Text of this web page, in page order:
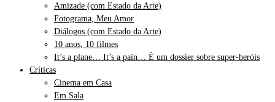
Amizade (com Estado da Arte)
Fotograma, Meu Amor
Diálogos (com Estado da Arte)
10 anos, 10 filmes
It’s a plane… It’s a pain… É um dossier sobre super-heróis
Críticas
Cinema em Casa
Em Sala